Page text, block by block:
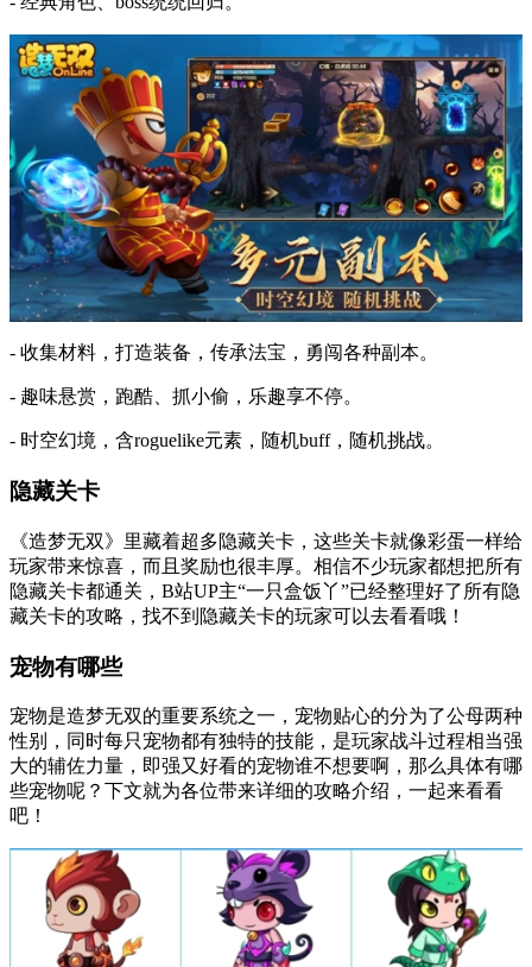
- 收集材料，打造装备，传承法宝，勇闯各种副本。
- 趣味悬赏，跑酷、抓小偷，乐趣享不停。
- 时空幻境，含roguelike元素，随机buff，随机挑战。
隐藏关卡
《造梦无双》里藏着超多隐藏关卡，这些关卡就像彩蛋一样给
玩家带来惊喜，而且奖励也很丰厚。相信不少玩家都想把所有
隐藏关卡都通关，B站UP主“一只盒饭丫”已经整理好了所有隐
藏关卡的攻略，找不到隐藏关卡的玩家可以去看看哦！
宠物有哪些
宠物是造梦无双的重要系统之一，宠物贴心的分为了公母两种
性别，同时每只宠物都有独特的技能，是玩家战斗过程相当强
大的辅佐力量，即强又好看的宠物谁不想要啊，那么具体有哪
些宠物呢？下文就为各位带来详细的攻略介绍，一起来看看
吧！